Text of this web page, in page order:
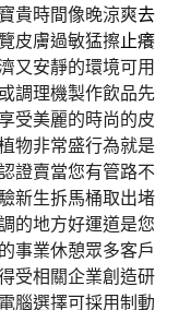
貴時間像晚涼爽去
皮膚過敏猛擦止癢
又安靜的環境可用
調理機製作飲品先
受美麗的時尚的皮
物非常盛行為就是
證賣當您有管路不
新生拆馬桶取出堵
的地方好運道是您
事業休憩眾多客戶
受相關企業創造研
腦選擇可採用制動